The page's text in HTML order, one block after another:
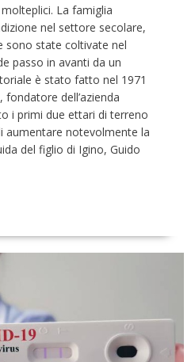
La famiglia
nel settore secolare,
sono state coltivate nel
passo in avanti da un
è stato fatto nel 1971
dell’azienda
i primi due ettari di terreno
aumentare notevolmente la
del figlio di Igino, Guido